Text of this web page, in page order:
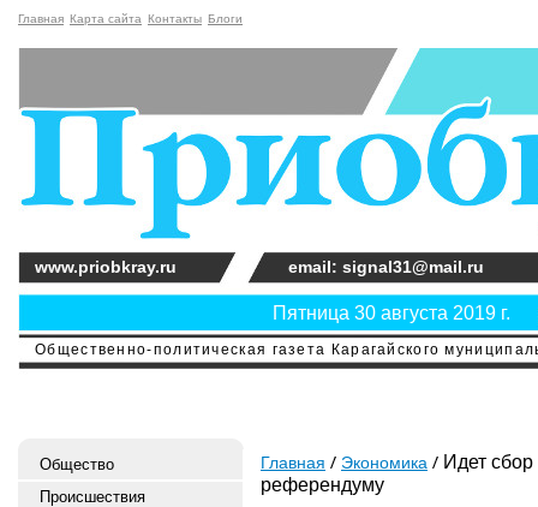
Главная Карта сайта Контакты Блоги
Общественно-политическая газета Карагайского
Пятница 30 августа 2019 г.
www.priobkray.ru email: signal31@mail.ru
Общество
Происшествия
Главная Экономика
Идет
референдуму